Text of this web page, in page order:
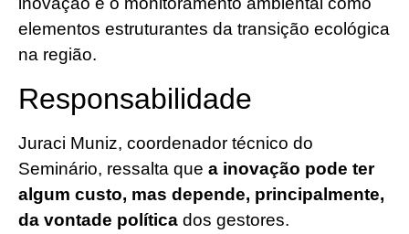
elementos estruturantes da transição ecológica
na região.
Responsabilidade
Juraci Muniz, coordenador técnico do
Seminário, ressalta que a inovação pode ter
algum custo, mas depende, principalmente,
da vontade política dos gestores.